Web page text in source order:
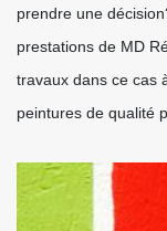
prendre une
prestations de MD
travaux dans ce cas
peintures de qualité